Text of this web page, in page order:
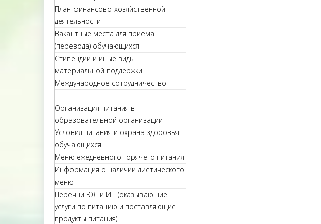
План финансово-хозяйственной
деятельности
Вакантные места для приема
(перевода) обучающихся
Стипендии и иные виды
материальной поддержки
Международное сотрудничество
Организация питания в
образовательной организации
Условия питания и охрана здоровья
обучающихся
Меню ежедневного горячего питания
Информация о наличии диетического
меню
Перечни ЮЛ и ИП (оказывающие
услуги по питанию и поставляющие
продукты питания)